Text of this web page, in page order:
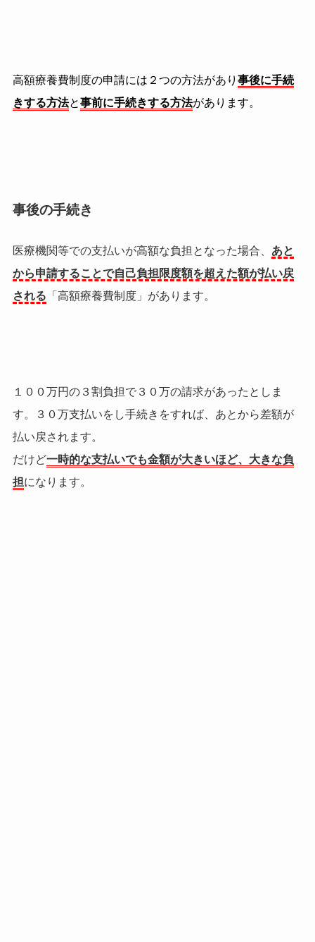
高額療養費制度の申請には２つの方法があり 事後に手続
きする方法と事前に手続きする方法があります。
事後の手続き
医療機関等での支払いが高額な負担となった場合、 あと
から申請することで自己負担限度額を超えた額が払い戻
される 「高額療養費制度」があります。
１００万円の３割負担で３０万の請求があったとしま
す。３０万支払いをし手続きをすれば、あとから差額が
払い戻されます。
だけど一時的な支払いでも金額が大きいほど、大きな負
担になります。